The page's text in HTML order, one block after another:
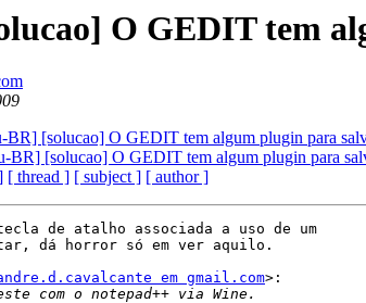
O GEDIT tem
BR] [solucao] O GEDIT tem algum plugin para
BR] [solucao] O GEDIT tem algum plugin para
[ thread ] [ subject ] [ author ]
de atalho associada a uso de um
dá horror só em ver aquilo.
em gmail.com>: